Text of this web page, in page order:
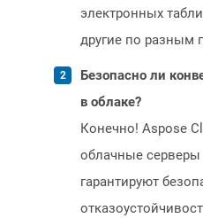
электронных
другие по разным
Безопасно ли
в облаке?
Конечно! Aspose
облачные серверы
гарантируют